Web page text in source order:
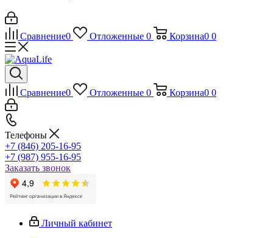
Сравнение0 Отложенные 0 Корзина0 0
Сравнение0 Отложенные 0 Корзина0 0
Телефоны
+7 (846) 205-16-95
+7 (987) 955-16-95
Заказать звонок
Личный кабинет